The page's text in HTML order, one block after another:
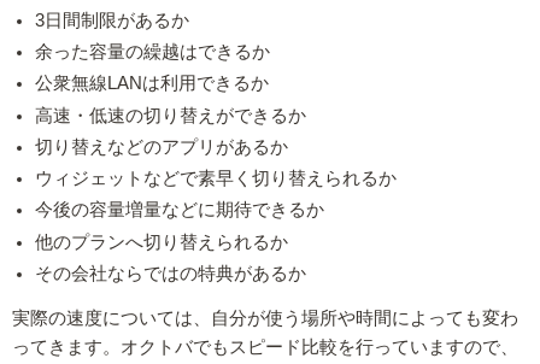
3日間制限があるか
余った容量の繰越はできるか
公衆無線LANは利用できるか
高速・低速の切り替えができるか
切り替えなどのアプリがあるか
ウィジェットなどで素早く切り替えられるか
今後の容量増量などに期待できるか
他のプランへ切り替えられるか
その会社ならではの特典があるか
実際の速度については、自分が使う場所や時間によっても変わ
ってきます。オクトバでもスピード比較を行っていますので、